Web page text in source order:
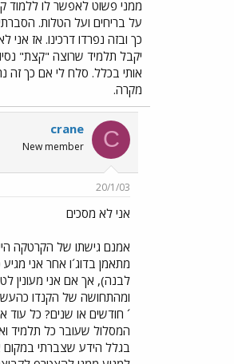
ממני פשוט לאפשר לו ללמוד
על בריחים ועל הטלות.
כך ובזה נפרדו דרכינו. אז אני
יקבל תלמיד שרוצה "קצת"
אותי בכלל. סלח לי אם כך
מקרה.
C
crane
New member
20/1/03
אני לא מסכים
אמנם גישתו של הקרטקה
מתאמן בדוג´ו אחר אני
לבנה), אך אם אני מעונין
ומהתחושה של הקנדו
´ חודשים או שנים? כל עוד
המסלול שעובר כל תלמיד
בגלל הידע שצברתי במקום